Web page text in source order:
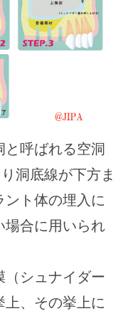
呼ばれる空洞
洞底線が下方ま
ト体の埋入に
場合に用いられ
シュナイダー
、その挙上に